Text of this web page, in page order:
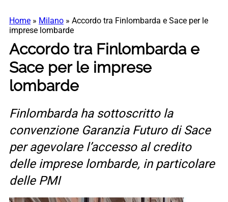
Home » Milano » Accordo tra Finlombarda e Sace per le
imprese lombarde
Accordo tra Finlombarda e
Sace per le imprese
lombarde
Finlombarda ha sottoscritto la
convenzione Garanzia Futuro di Sace
per agevolare l’accesso al credito
delle imprese lombarde, in particolare
delle PMI